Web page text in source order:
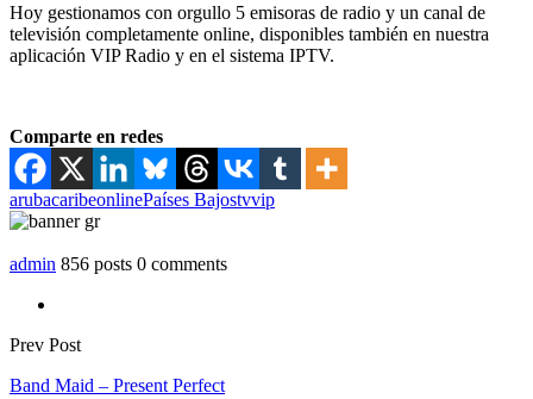
Hoy gestionamos con orgullo 5 emisoras de radio y un canal de
televisión completamente online, disponibles también en nuestra
aplicación VIP Radio y en el sistema IPTV.
Comparte en redes
arubacaribeonlinePaíses Bajostvvip
admin 856 posts 0 comments
Prev Post
Band Maid – Present Perfect